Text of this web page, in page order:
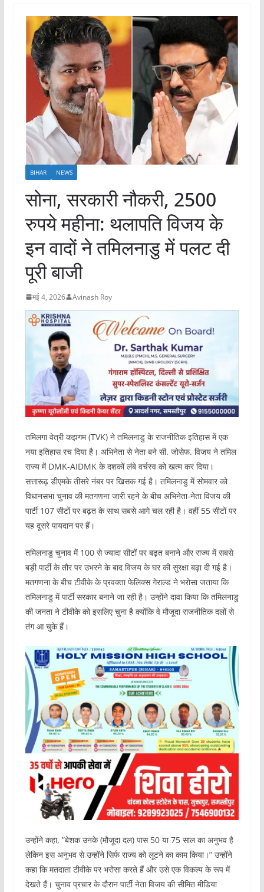
BIHAR NEWS
सोना, सरकारी नौकरी, 2500
रुपये महीना: थलापति विजय के
इन वादों ने तमिलनाडु में पलट दी
पूरी बाजी
मई 4, 2026 Avinash Roy
तमिलगा वेत्री कझगम (TVK) ने तमिलनाडु के राजनीतिक इतिहास में एक
नया इतिहास रच दिया है। अभिनेता से नेता बने सी. जोसेफ. विजय ने तमिल
राज्य में DMK-AIDMK के दशकों लंबे वर्चस्व को खत्म कर दिया।
सत्तारूढ़ डीएमके तीसरे नंबर पर खिसक गई है। तमिलनाडु में सोमवार को
विधानसभा चुनाव की मतगणना जारी रहने के बीच अभिनेता-नेता विजय की
पार्टी 107 सीटों पर बढ़त के साथ सबसे आगे चल रही है। वहीं 55 सीटों पर
यह दूसरे पायदान पर हैं।
तमिलनाडु चुनाव में 100 से ज्यादा सीटों पर बढ़त बनाने और राज्य में सबसे
बड़ी पार्टी के तौर पर उभरने के बाद विजय के घर की सुरक्षा बढ़ा दी गई है।
मतगणना के बीच टीवीके के प्रवक्ता फेलिक्स गेराल्ड ने भरोसा जताया कि
तमिलनाडु में पार्टी सरकार बनाने जा रही है। उन्होंने दावा किया कि तमिलनाडु
की जनता ने टीवीके को इसलिए चुना है क्योंकि वे मौजूदा राजनीतिक दलों से
तंग आ चुके हैं।
उन्होंने कहा, ”बेशक उनके (मौजूदा दल) पास 50 या 75 साल का अनुभव है
लेकिन इस अनुभव से उन्होंने सिर्फ राज्य को लूटने का काम किया।” उन्होंने
कहा कि मतदाता टीवीके पर भरोसा करते हैं और उसे एक विकल्प के रूप में
देखते हैं। चुनाव प्रचार के दौरान पार्टी नेता विजय की सीमित मीडिया